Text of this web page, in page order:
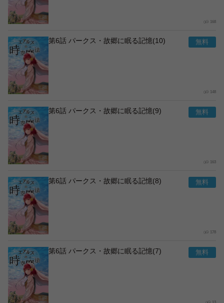
168
第6話 パークス・故郷に眠る記憶(10)
148
第6話 パークス・故郷に眠る記憶(9)
163
第6話 パークス・故郷に眠る記憶(8)
178
第6話 パークス・故郷に眠る記憶(7)
13